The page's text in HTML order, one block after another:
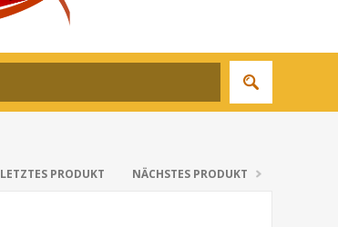
LETZTES PRODUKT NÄCHSTES PRODUKT